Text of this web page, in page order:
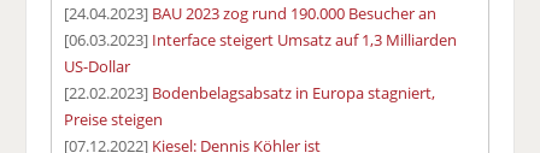
[24.04.2023] BAU 2023 zog rund 190.000 Besucher an
[06.03.2023] Interface steigert Umsatz auf 1,3 Milliarden
US-Dollar
[22.02.2023] Bodenbelagsabsatz in Europa stagniert,
Preise steigen
[07.12.2022] Kiesel: Dennis Köhler ist